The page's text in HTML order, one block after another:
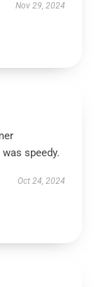
Nov 29, 2024
speedy.
Oct 24, 2024